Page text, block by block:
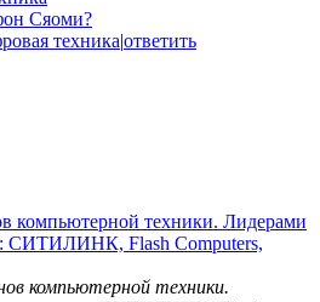
Сяоми?
техника|ответить
компьютерной техники. Лидерами
СИТИЛИНК, Flash Computers,